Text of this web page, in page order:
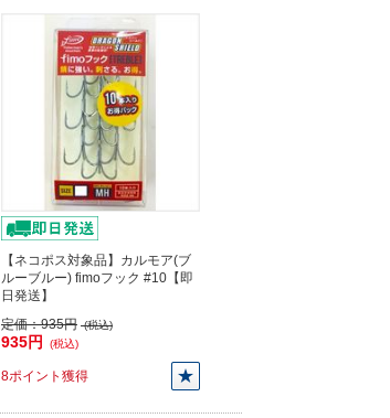
【ネコポス対象品】カルモア(ブ
ルーブルー) fimoフック #10【即
日発送】
定価：935円 (税込)
935円 (税込)
8ポイント獲得